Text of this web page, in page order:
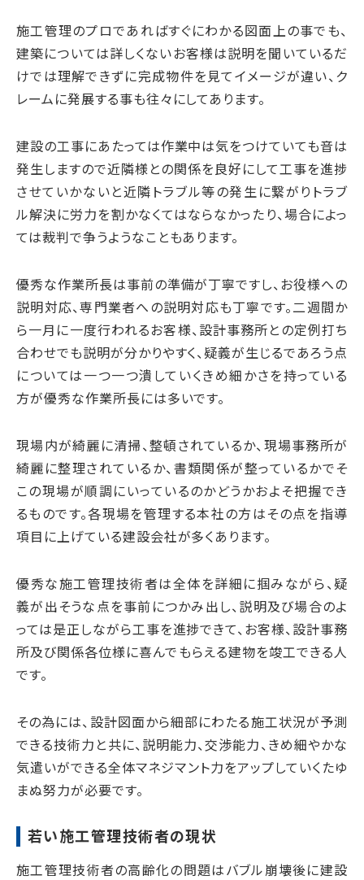
施工管理のプロであればすぐにわかる図面上の事でも、
建築については詳しくないお客様は説明を聞いているだ
けでは理解できずに完成物件を見てイメージが違い、ク
レームに発展する事も往々にしてあります。
建設の工事にあたっては作業中は気をつけていても音は
発生しますので近隣様との関係を良好にして工事を進捗
させていかないと近隣トラブル等の発生に繋がりトラブ
ル解決に労力を割かなくてはならなかったり、場合によっ
ては裁判で争うようなこともあります。
優秀な作業所長は事前の準備が丁寧ですし、お役様への
説明対応、専門業者への説明対応も丁寧です。二週間か
ら一月に一度行われるお客様、設計事務所との定例打ち
合わせでも説明が分かりやすく、疑義が生じるであろう点
については一つ一つ潰していくきめ細かさを持っている
方が優秀な作業所長には多いです。
現場内が綺麗に清掃、整頓されているか、現場事務所が
綺麗に整理されているか、書類関係が整っているかでそ
この現場が順調にいっているのかどうかおよそ把握でき
るものです。各現場を管理する本社の方はその点を指導
項目に上げている建設会社が多くあります。
優秀な施工管理技術者は全体を詳細に掴みながら、疑
義が出そうな点を事前につかみ出し、説明及び場合のよ
っては是正しながら工事を進捗できて、お客様、設計事務
所及び関係各位様に喜んでもらえる建物を竣工できる人
です。
その為には、設計図面から細部にわたる施工状況が予測
できる技術力と共に、説明能力、交渉能力、きめ細やかな
気遣いができる全体マネジマント力をアップしていくたゆ
まぬ努力が必要です。
若い施工管理技術者の現状
施工管理技術者の高齢化の問題はバブル崩壊後に建設